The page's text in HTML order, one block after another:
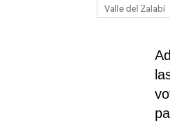
Valle del Zalabí